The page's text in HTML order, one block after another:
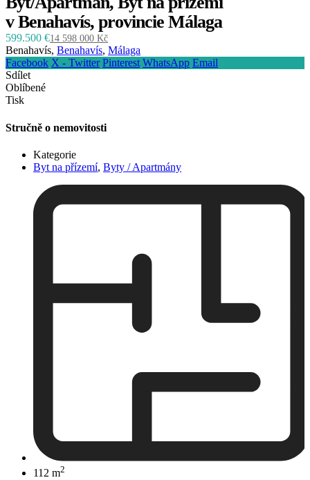
v Benahavís, provincie Málaga
599.500 €14 598 000 Kč
Benahavís,Benahavís,Málaga
Facebook X - Twitter Pinterest WhatsApp Email
Sdílet
Oblíbené
Tisk
Stručně o nemovitosti
Kategorie
Byt na přízemí,Byty / Apartmány
112 m2